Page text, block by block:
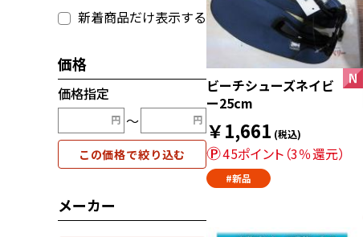
新着商品だけ表示する
価格
価格指定
〜
この価格で絞り込む
メーカー
ビーチシューズネイビ
ー25cm
￥1,661 (税込)
45ポイント（3％還元）
#新品